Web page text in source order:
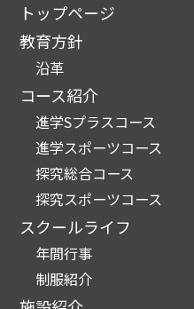
トップページ
教育方針
沿革
コース紹介
進学Sプラスコース
進学スポーツコース
探究総合コース
探究スポーツコース
スクールライフ
年間行事
制服紹介